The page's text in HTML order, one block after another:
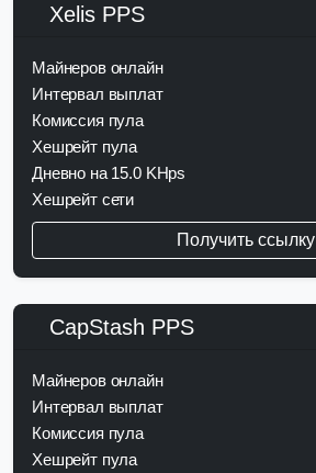
Xelis PPS
Майнеров онлайн
Интервал выплат
Комиссия пула
Хешрейт пула
Дневно на 15.0 KHps
Хешрейт сети
Получить ссылку
CapStash PPS
Майнеров онлайн
Интервал выплат
Комиссия пула
Хешрейт пула